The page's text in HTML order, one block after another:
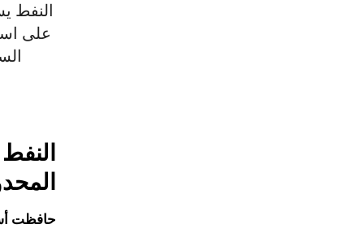
النفط
على
حافظت